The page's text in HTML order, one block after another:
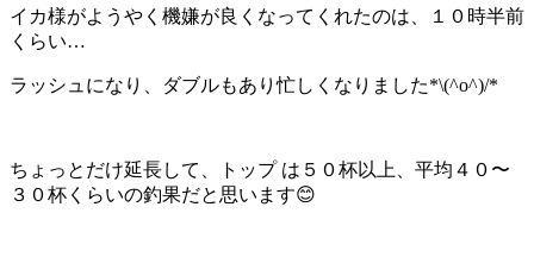
イカ様がようやく機嫌が良くなってくれたのは、１０時半前
くらい…
ラッシュになり、ダブルもあり忙しくなりました*\(^o^)/*
ちょっとだけ延長して、トップ は５０杯以上、平均４０〜
３０杯くらいの釣果だと思います😊